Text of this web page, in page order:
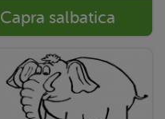
Capra salbatica